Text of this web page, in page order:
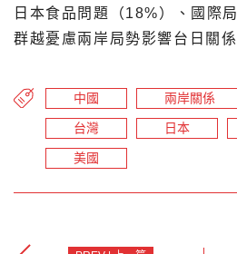
日本食品問題（18%）、國際
群越憂慮兩岸局勢影響台日關係
中國 兩岸關係
台灣 日本
美國